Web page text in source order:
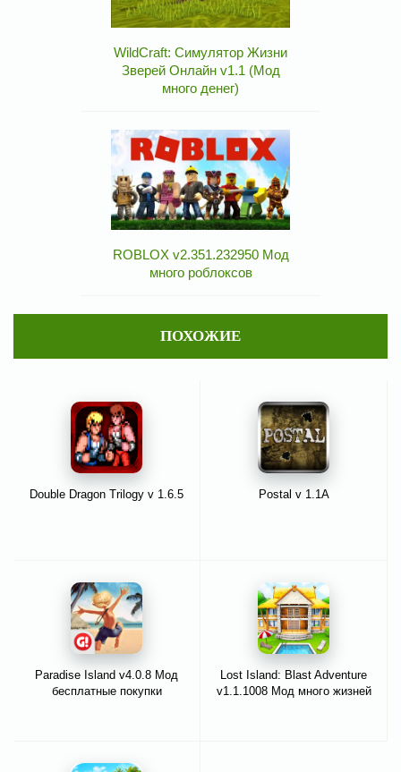
WildCraft: Симулятор Жизни
Зверей Онлайн v1.1 (Мод
много денег)
ROBLOX v2.351.232950 Мод
много роблоксов
ПОХОЖИЕ
Double Dragon Trilogy v 1.6.5 Postal v 1.1A
Paradise Island v4.0.8 Мод
бесплатные покупки
Lost Island: Blast Adventure
v1.1.1008 Мод много жизней